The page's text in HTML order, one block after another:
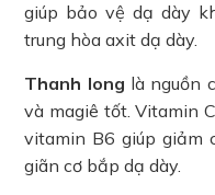
giúp bảo vệ dạ dày
trung hòa axit dạ dày.
Thanh long là nguồn
và magiê tốt. Vitamin
vitamin B6 giúp giảm
giãn cơ bắp dạ dày.